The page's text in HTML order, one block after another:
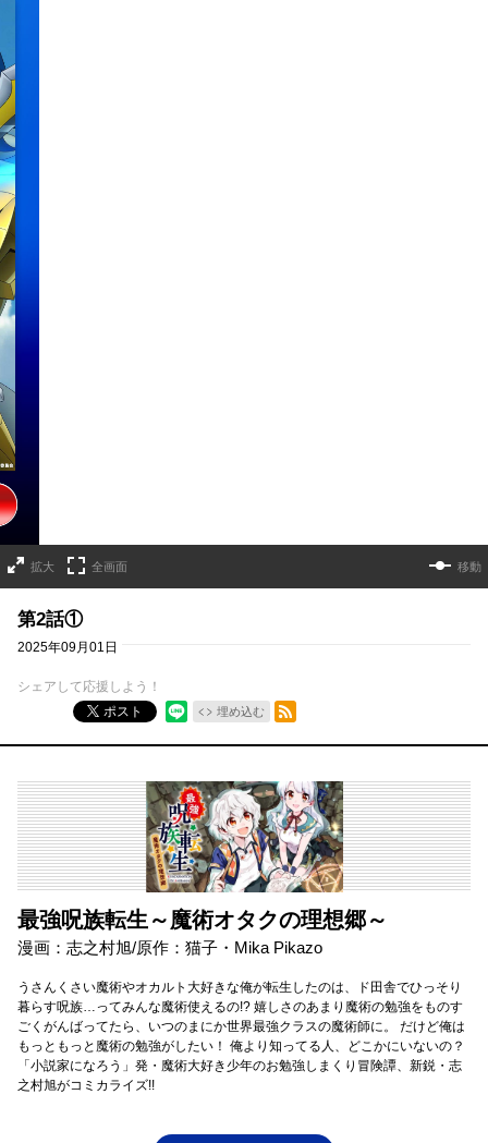
拡大 全画面 移動
第2話①
2025年09月01日
シェアして応援しよう！
ポスト
埋め込む
RSSフィード
最強呪族転生～魔術オタクの理想郷～
漫画：志之村旭/原作：猫子・Mika Pikazo
うさんくさい魔術やオカルト大好きな俺が転生したのは、ド田舎でひっそり
暮らす呪族…ってみんな魔術使えるの!? 嬉しさのあまり魔術の勉強をものす
ごくがんばってたら、いつのまにか世界最強クラスの魔術師に。 だけど俺は
もっともっと魔術の勉強がしたい！ 俺より知ってる人、どこかにいないの？
「小説家になろう」発・魔術大好き少年のお勉強しまくり冒険譚、新鋭・志
之村旭がコミカライズ!!